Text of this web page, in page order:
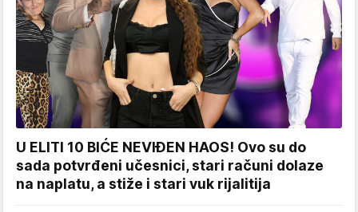
U ELITI 10 BIĆE NEVIĐEN HAOS! Ovo su do
sada potvrđeni učesnici, stari računi dolaze
na naplatu, a stiže i stari vuk rijalitija